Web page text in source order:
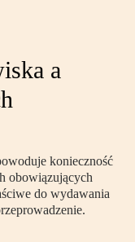
a
konieczność
obowiązujących
do wydawania